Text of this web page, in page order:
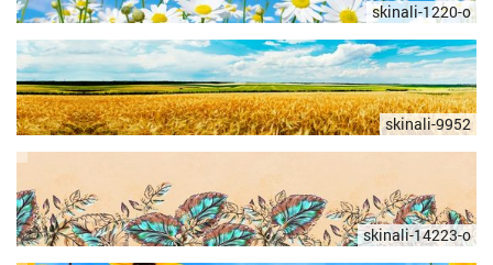
skinali-1220-o
skinali-9952
skinali-14223-o